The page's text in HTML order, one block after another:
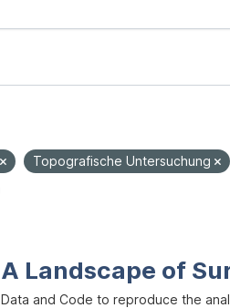
Topografische Untersuchung
A Landscape of
Data and Code to reproduce the